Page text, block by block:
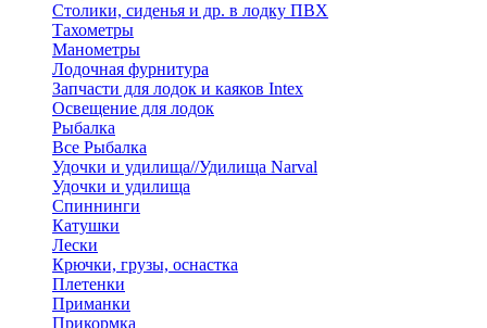
Столики, сиденья и др. в лодку ПВХ
Тахометры
Манометры
Лодочная фурнитура
Запчасти для лодок и каяков Intex
Освещение для лодок
Рыбалка
Все Рыбалка
Удочки и удилища//Удилища Narval
Удочки и удилища
Спиннинги
Катушки
Лески
Крючки, грузы, оснастка
Плетенки
Приманки
Прикормка